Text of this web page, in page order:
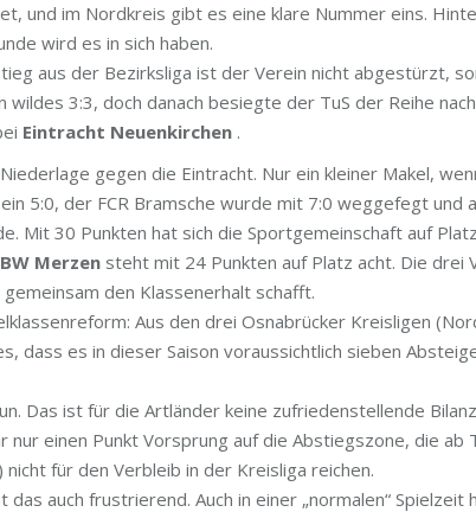
und im Nordkreis gibt es eine klare Nummer eins.
wird es in sich haben.
aus der Bezirksliga ist der Verein nicht abgestürzt,
wildes 3:3, doch danach besiegte der TuS der Reihe
Eintracht Neuenkirchen .
gegen die Eintracht. Nur ein kleiner Makel,
5:0, der FCR Bramsche wurde mit 7:0 weggefegt und
Mit 30 Punkten hat sich die Sportgemeinschaft auf
BW Merzen steht mit 24 Punkten auf Platz acht. Die drei
den Klassenerhalt schafft.
Aus den drei Osnabrücker Kreisligen
dass es in dieser Saison voraussichtlich sieben
Das ist für die Artländer keine zufriedenstellende
einen Punkt Vorsprung auf die Abstiegszone, die ab
für den Verbleib in der Kreisliga reichen.
das auch frustrierend. Auch in einer „normalen“